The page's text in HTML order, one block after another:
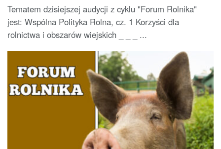
Tematem dzisiejszej audycji z cyklu "Forum Rolnika"
jest: Wspólna Polityka Rolna, cz. 1 Korzyści dla
rolnictwa i obszarów wiejskich _ _ _ ...